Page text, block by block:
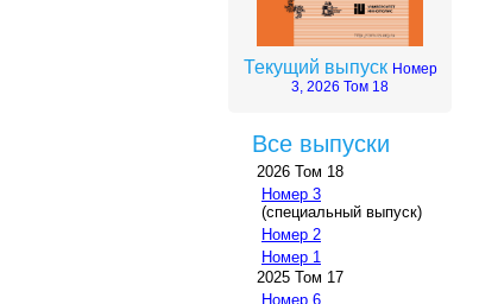
Текущий выпуск Номер
3, 2026 Том 18
Все выпуски
2026 Том 18
Номер 3
(специальный выпуск)
Номер 2
Номер 1
2025 Том 17
Номер 6